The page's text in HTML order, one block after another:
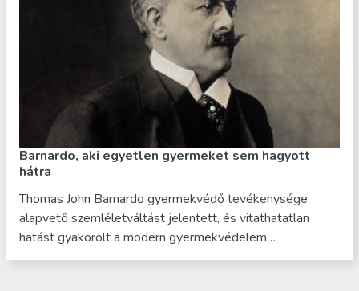
Barnardo, aki egyetlen gyermeket sem hagyott
hátra
Thomas John Barnardo gyermekvédő tevékenysége
alapvető szemléletváltást jelentett, és vitathatatlan
hatást gyakorolt a modern gyermekvédelem…